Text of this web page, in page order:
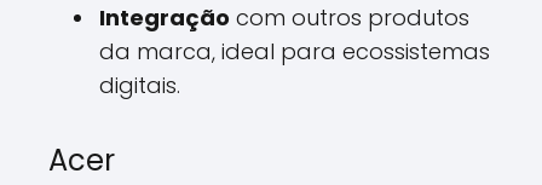
Integração com outros produtos
da marca, ideal para ecossistemas
digitais.
Acer